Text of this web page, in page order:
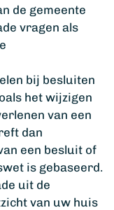
de gemeente
vragen als
bij besluiten
het wijzigen
van een
dan
een besluit of
is gebaseerd.
uit de
van uw huis